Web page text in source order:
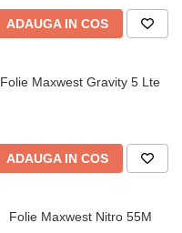
ADAUGA IN COS
Folie Maxwest Gravity 5 Lte
ADAUGA IN COS
Folie Maxwest Nitro 55M